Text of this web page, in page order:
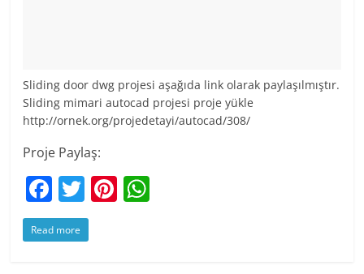
Sliding door dwg projesi aşağıda link olarak paylaşılmıştır.
Sliding mimari autocad projesi proje yükle
http://ornek.org/projedetayi/autocad/308/
Proje Paylaş:
F
a
c
T
w
itt
Pi
Read more